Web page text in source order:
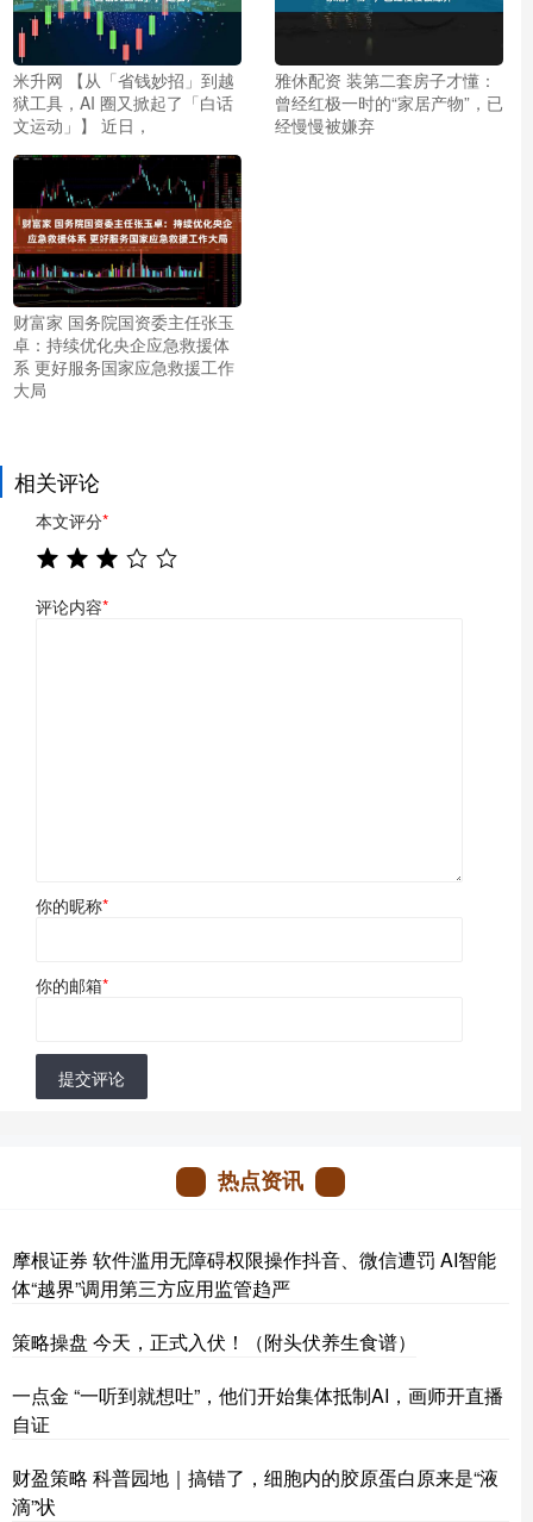
米升网 【从「省钱妙招」到越
狱工具，AI 圈又掀起了「白话
文运动」】 近日，
雅休配资 装第二套房子才懂：
曾经红极一时的“家居产物”，已
经慢慢被嫌弃
财富家 国务院国资委主任张玉
卓：持续优化央企应急救援体
系 更好服务国家应急救援工作
大局
相关评论
本文评分*
评论内容*
你的昵称*
你的邮箱*
提交评论
热点资讯
摩根证券 软件滥用无障碍权限操作抖音、微信遭罚 AI智能
体“越界”调用第三方应用监管趋严
策略操盘 今天，正式入伏！（附头伏养生食谱）
一点金 “一听到就想吐”，他们开始集体抵制AI，画师开直播
自证
财盈策略 科普园地｜搞错了，细胞内的胶原蛋白原来是“液
滴”状